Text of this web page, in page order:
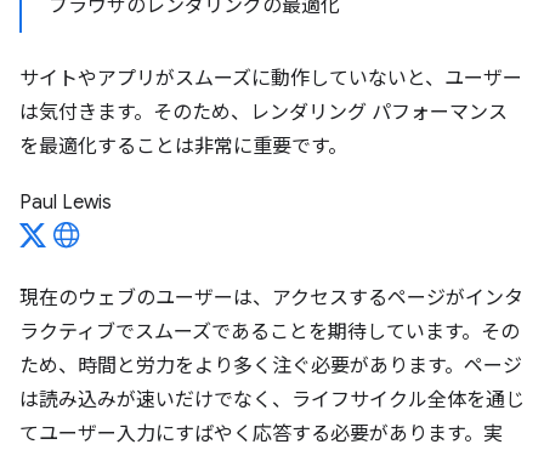
ブラウザのレンダリングの最適化
サイトやアプリがスムーズに動作していないと、ユーザー
は気付きます。そのため、レンダリング パフォーマンス
を最適化することは非常に重要です。
Paul Lewis
現在のウェブのユーザーは、アクセスするページがインタ
ラクティブでスムーズであることを期待しています。その
ため、時間と労力をより多く注ぐ必要があります。ページ
は読み込みが速いだけでなく、ライフサイクル全体を通じ
てユーザー入力にすばやく応答する必要があります。実